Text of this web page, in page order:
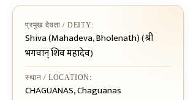
प्रमुख देवता / DEITY:
Shiva (Mahadeva, Bholenath) (श्री
भगवान् शिव महादेव)
स्थान / LOCATION:
CHAGUANAS, Chaguanas